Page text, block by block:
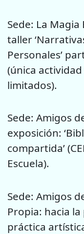
Sede: La Magia
taller
Personales’
(única
limitados).
Sede: Amigos
exposición:
compartida’
Escuela).
Sede: Amigos
Propia: hacia
práctica